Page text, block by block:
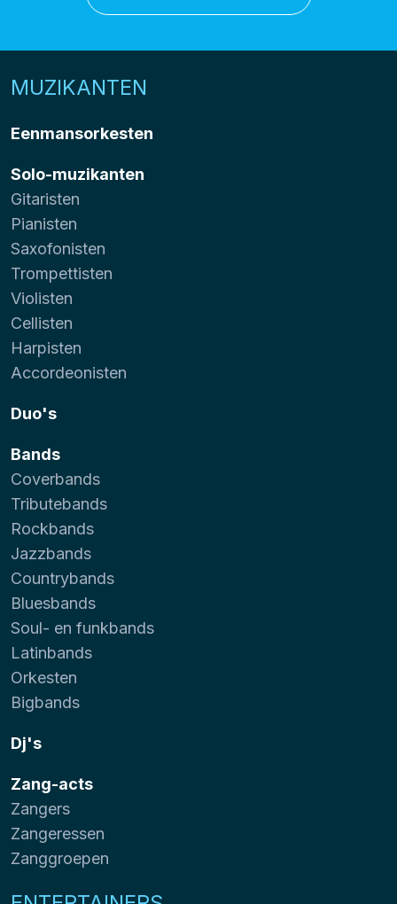
MUZIKANTEN
Eenmansorkesten
Solo-muzikanten
Gitaristen
Pianisten
Saxofonisten
Trompettisten
Violisten
Cellisten
Harpisten
Accordeonisten
Duo's
Bands
Coverbands
Tributebands
Rockbands
Jazzbands
Countrybands
Bluesbands
Soul- en funkbands
Latinbands
Orkesten
Bigbands
Dj's
Zang-acts
Zangers
Zangeressen
Zanggroepen